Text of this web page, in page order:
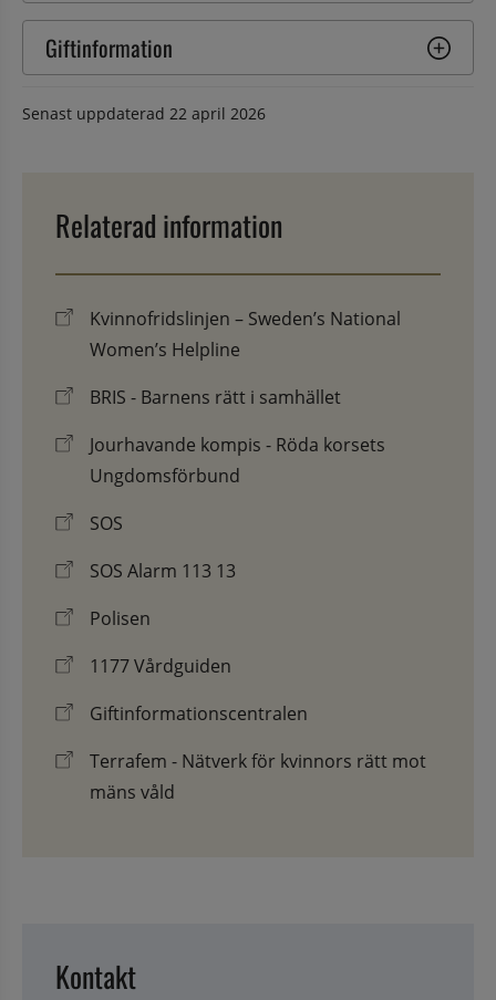
Giftinformation
Senast uppdaterad 22 april 2026
Relaterad information
Kvinnofridslinjen – Sweden’s National
Women’s Helpline
BRIS - Barnens rätt i samhället
Jourhavande kompis - Röda korsets
Ungdomsförbund
SOS
SOS Alarm 113 13
Polisen
1177 Vårdguiden
Giftinformationscentralen
Terrafem - Nätverk för kvinnors rätt mot
mäns våld
Kontakt